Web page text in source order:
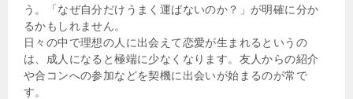
う。「なぜ自分だけうまく運ばないのか？」が明確に分か
るかもしれません。
日々の中で理想の人に出会えて恋愛が生まれるというの
は、成人になると極端に少なくなります。友人からの紹介
や合コンへの参加などを契機に出会いが始まるのが常で
す。